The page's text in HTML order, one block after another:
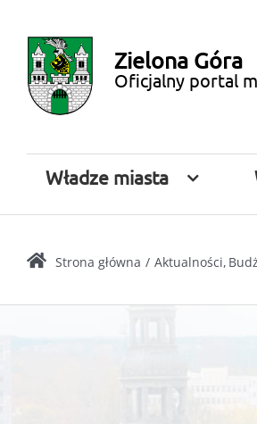
zawartości
Miasto
Zielona
Zielona Góra
Oficjalny portal
Władze miasta
Strona główna Aktualności